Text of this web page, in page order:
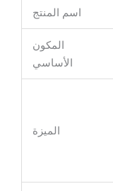
اسم المنتج
المكون
الأساسي
الميزة